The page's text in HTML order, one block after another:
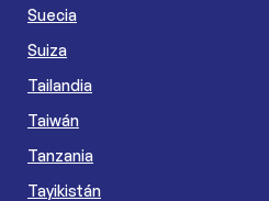
Suecia
Suiza
Tailandia
Taiwán
Tanzania
Tayikistán